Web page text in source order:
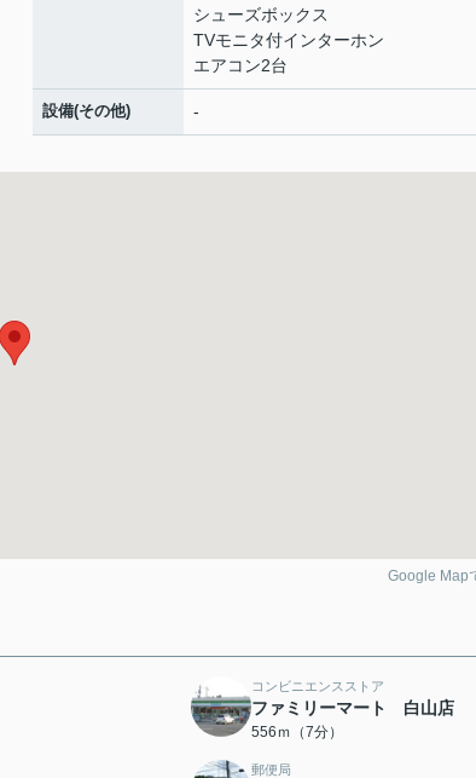
シューズボックス
TVモニタ付インターホン
エアコン2台
設備(その他) -
Google Map
コンビニエンスストア
ファミリーマート 白山店
556ｍ（7分）
郵便局